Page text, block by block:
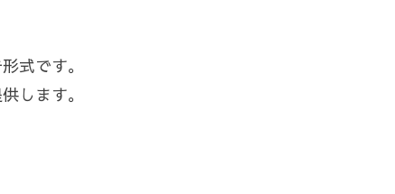
式です。
します。